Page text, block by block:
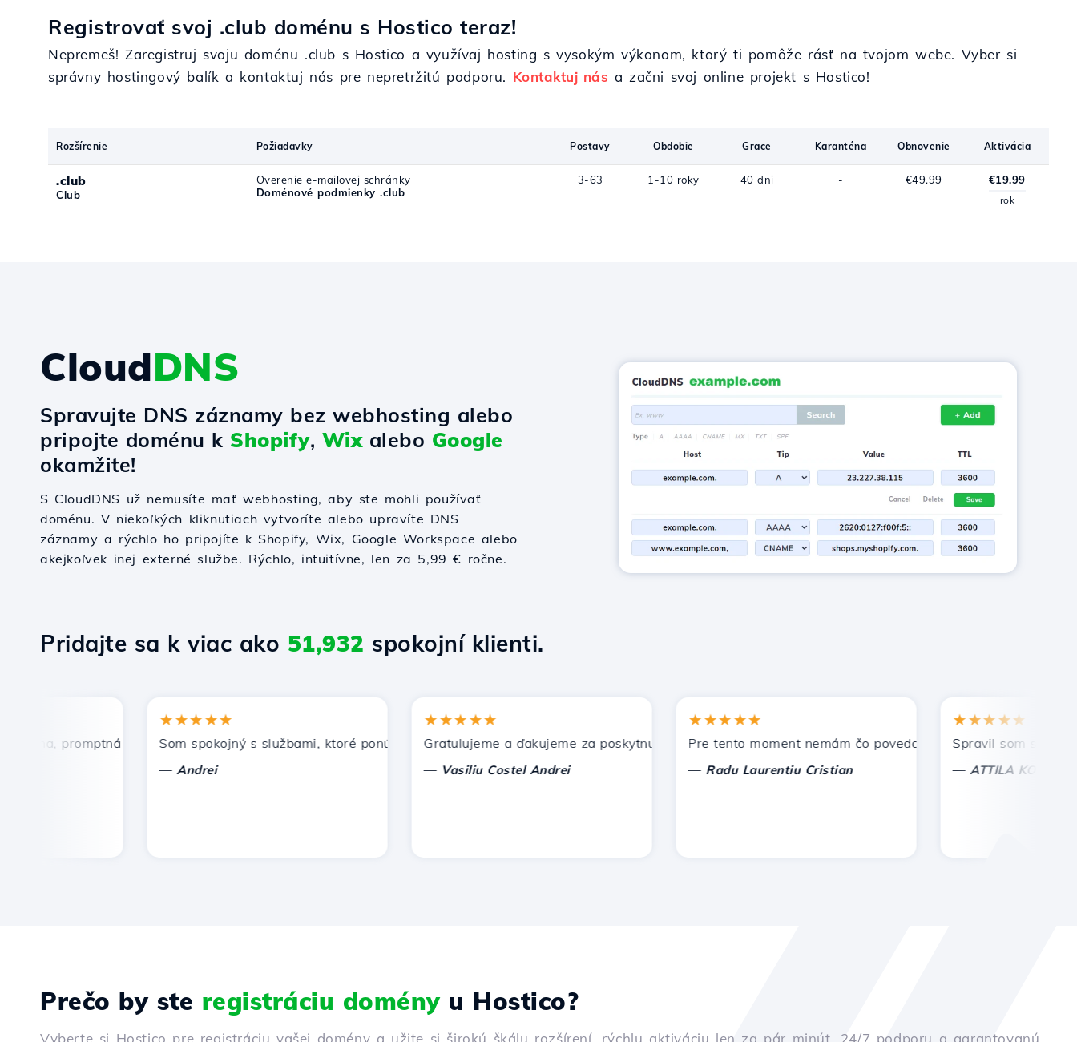
Registrovať svoj .club doménu s Hostico teraz!
Nepremeš! Zaregistruj svoju doménu .club s Hostico a využívaj hosting s vysokým výkonom, ktorý ti pomôže rásť na tvojom webe. Vyber si
správny hostingový balík a kontaktuj nás pre nepretržitú podporu. Kontaktuj nás a začni svoj online projekt s Hostico!
Rozšírenie Požiadavky Postavy Obdobie Grace Karanténa Obnovenie Aktivácia
.club
Club
Overenie e-mailovej schránky
Doménové podmienky .club
3-63 1-10 roky 40 dni - €49.99 €19.99
rok
CloudDNS
Spravujte DNS záznamy bez webhosting alebo
pripojte doménu k Shopify, Wixalebo Google
okamžite!
S CloudDNS už nemusíte mať webhosting, aby ste mohli používať
doménu. V niekoľkých kliknutiach vytvoríte alebo upravíte DNS
záznamy a rýchlo ho pripojíte k Shopify, Wix, Google Workspace alebo
akejkoľvek inej externé službe. Rýchlo, intuitívne, len za 5,99 € ročne.
Pridajte sa k viac ako 51,932 spokojní klienti.
promptná a efektívna technická podpora.
★★★★★
Som spokojný s službami, ktoré ponúka Hostico. Odporučil som vás iným známym.
Andrei
★★★★★
Gratulujeme a ďakujeme za poskytnutú podporu!
Vasiliu Costel Andrei
★★★★★
Pre tento moment nemám čo povedať, len oceniť. S osobitnou
Radu Laurentiu Cristian
★★★★★
Spravil som správnu
ATTILA KOLES
Prečo by ste registráciu doményu Hostico?
Vyberte si Hostico pre registráciu vašej domény a užite si širokú škálu rozšírení, rýchlu aktiváciu len za pár minút, 24/7 podporu a garantovanú